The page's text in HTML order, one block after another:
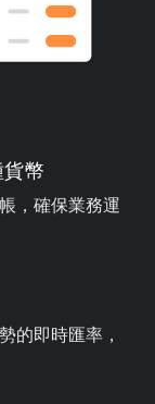
幣
，確保業務運
的即時匯率，